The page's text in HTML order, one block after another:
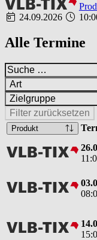
24.09.2026
Alle Termine
Art
Zielgruppe
Filter zurücksetzen
Produkt